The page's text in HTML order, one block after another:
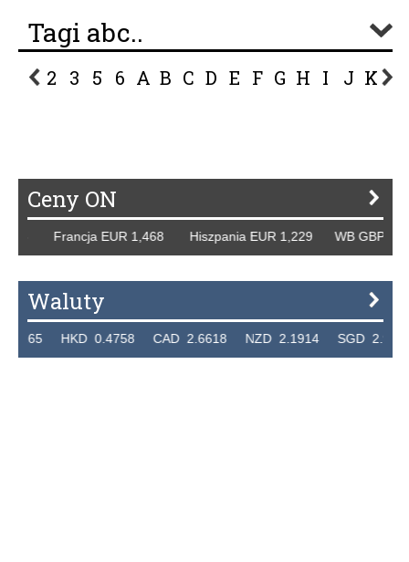
Tagi abc..
2 3 5 6 A B C D E F G H I J K L
Ceny ON
EUR 1,468 Hiszpania EUR 1,229 WB GBP
Waluty
HKD 0.4758 CAD 2.6618 NZD 2.1914 SGD 2.9123